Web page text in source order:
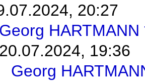
20:27
Georg HARTMANN
20.07.2024, 19:36
Georg